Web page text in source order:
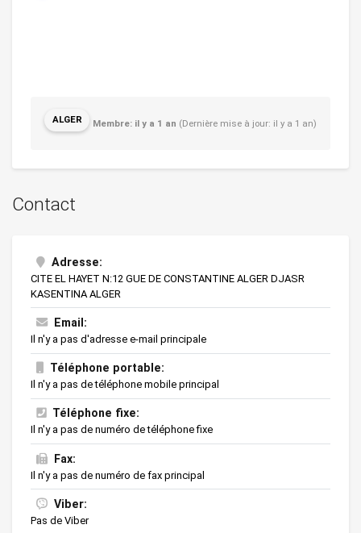
ALGER Membre: il y a 1 an (Dernière mise à jour: il y a 1 an)
Contact
Adresse:
CITE EL HAYET N:12 GUE DE CONSTANTINE ALGER DJASR
KASENTINA ALGER
Email:
Il n'y a pas d'adresse e-mail principale
Téléphone portable:
Il n'y a pas de téléphone mobile principal
Téléphone fixe:
Il n'y a pas de numéro de téléphone fixe
Fax:
Il n'y a pas de numéro de fax principal
Viber:
Pas de Viber